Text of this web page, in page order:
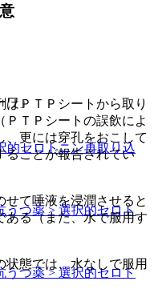
ワ」
的セロトニン再取り込
うつ薬 > 選択的セロト
うつ薬 > 選択的セロト
ＰＴＰシートから取り
ＴＰシートの誤飲によ
、更には穿孔をおこして
ることが報告されてい
て唾液を浸潤させると
ある（また、水で服用す
態では、水なしで服用